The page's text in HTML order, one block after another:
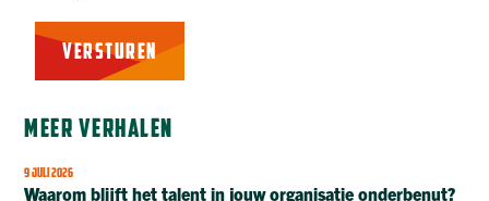
MEER VERHALEN
9 JULI 2026
Waarom blijft het talent in jouw organisatie onderbenut?